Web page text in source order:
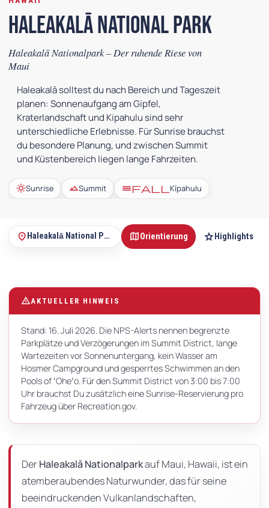
Haleakalā National Park
Haleakalā Nationalpark – Der ruhende Riese von
Maui
Haleakalā solltest du nach Bereich und Tageszeit
planen: Sonnenaufgang am Gipfel,
Kraterlandschaft und Kipahulu sind sehr
unterschiedliche Erlebnisse. Für Sunrise brauchst
du besondere Planung, und zwischen Summit
und Küstenbereich liegen lange Fahrzeiten.
wb_sunnySunrise landscapeSummit waterfall Kīpahulu
dieser
Seite
place Haleakalā National Park mapOrientierung star Highlights
warningAKTUELLER HINWEIS
Stand: 16. Juli 2026. Die NPS-Alerts nennen begrenzte
Parkplätze und Verzögerungen im Summit District, lange
Wartezeiten vor Sonnenuntergang, kein Wasser am
Hosmer Campground und gesperrtes Schwimmen an den
Pools of ʻOheʻo. Für den Summit District von 3:00 bis 7:00
Uhr brauchst Du zusätzlich eine Sunrise-Reservierung pro
Fahrzeug über Recreation.gov.
DerHaleakalā Nationalparkauf Maui, Hawaii, ist ein
atemberaubendes Naturwunder, das für seine
beeindruckenden Vulkanlandschaften,